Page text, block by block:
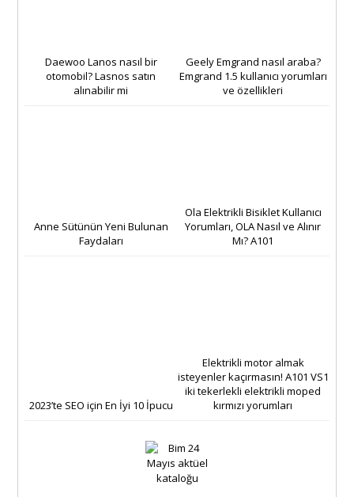
Daewoo Lanos nasıl bir
otomobil? Lasnos satın
alınabilir mi
Geely Emgrand nasıl araba?
Emgrand 1.5 kullanıcı yorumları
ve özellikleri
Anne Sütünün Yeni Bulunan
Faydaları
Ola Elektrikli Bisiklet Kullanıcı
Yorumları, OLA Nasıl ve Alınır
Mı? A101
2023’te SEO için En İyi 10 İpucu
Elektrikli motor almak
isteyenler kaçırmasın! A101 VS1
iki tekerlekli elektrikli moped
kırmızı yorumları